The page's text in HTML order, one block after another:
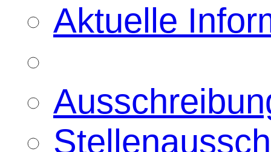
Aktuelle